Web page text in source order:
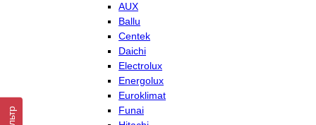
AUX
Ballu
Centek
Daichi
Electrolux
Energolux
Euroklimat
Funai